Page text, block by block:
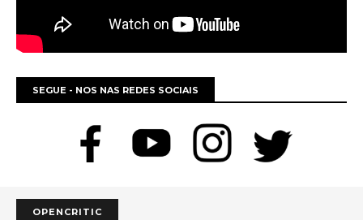
SEGUE - NOS NAS REDES SOCIAIS
OPENCRITIC